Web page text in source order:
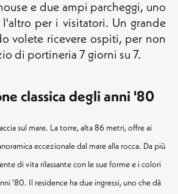
e due ampi parcheggi, uno
per i visitatori. Un grande
volete ricevere ospiti, per non
di portineria 7 giorni su 7.
classica degli anni '80
sul mare. La torre, alta 86 metri, offre ai
eccezionale dal mare alla rocca. Da più
di vita rilassante con le sue forme e i colori
'80. Il residence ha due ingressi, uno che dà